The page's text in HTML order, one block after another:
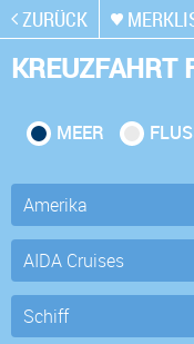
ZURÜCK
KREUZFAHRT
MEER